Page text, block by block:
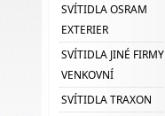
SVÍTIDLA OSRAM
EXTERIER
SVÍTIDLA JINÉ FIRMY
VENKOVNÍ
SVÍTIDLA TRAXON